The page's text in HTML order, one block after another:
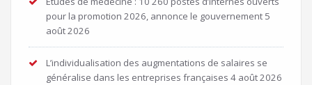
pour la promotion 2026, annonce le gouvernement 5
août 2026
L’individualisation des augmentations de salaires se
généralise dans les entreprises françaises 4 août 2026